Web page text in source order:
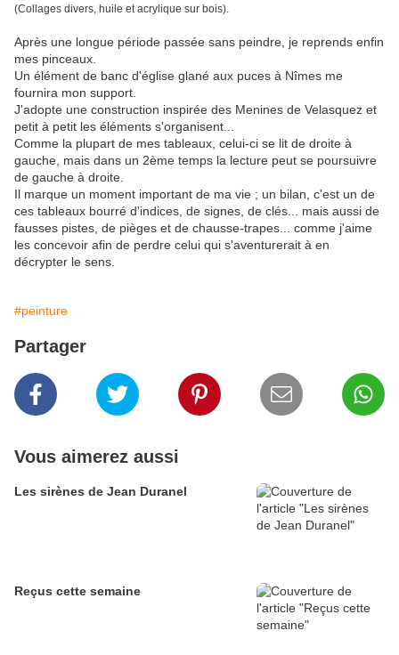
(Collages divers, huile et acrylique sur bois).
Après une longue période passée sans peindre, je reprends enfin
mes pinceaux.
Un élément de banc d'église glané aux puces à Nîmes me
fournira mon support.
J'adopte une construction inspirée des Menines de Velasquez et
petit à petit les éléments s'organisent...
Comme la plupart de mes tableaux, celui-ci se lit de droite à
gauche, mais dans un 2ème temps la lecture peut se poursuivre
de gauche à droite.
Il marque un moment important de ma vie ; un bilan, c'est un de
ces tableaux bourré d'indices, de signes, de clés... mais aussi de
fausses pistes, de pièges et de chausse-trapes... comme j'aime
les concevoir afin de perdre celui qui s'aventurerait à en
décrypter le sens.
#peinture
Partager
Vous aimerez aussi
Les sirènes de Jean Duranel
Reçus cette semaine